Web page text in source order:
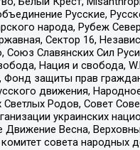
Русские,
народа, Рубеж
Сектор 16,
Славянских Сил
Нация и свобода,
Фонд защиты прав
движения,
Родов, Совет
украинских
Движение Весна,
совета народных